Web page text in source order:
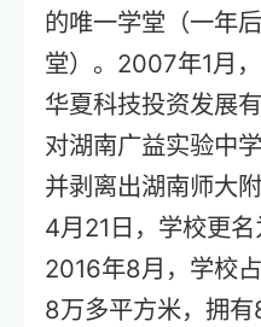
的唯一学堂（一年
堂）。2007年1月
华夏科技投资发展
对湖南广益实验中
并剥离出湖南师大
4月21日，学校更
2016年8月，学校
8万多平方米，拥